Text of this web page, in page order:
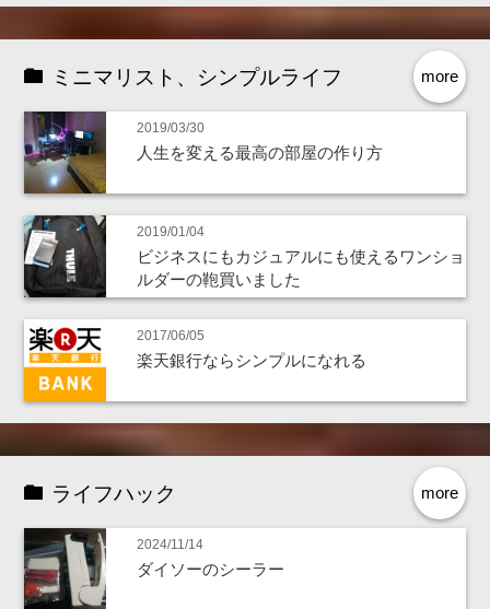
more
ミニマリスト、シンプルライフ
2019/03/30
人生を変える最高の部屋の作り方
2019/01/04
ビジネスにもカジュアルにも使えるワンショ
ルダーの鞄買いました
2017/06/05
楽天銀行ならシンプルになれる
more
ライフハック
2024/11/14
ダイソーのシーラー